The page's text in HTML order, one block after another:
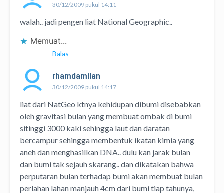
30/12/2009 pukul 14:11
walah.. jadi pengen liat National Geographic..
Memuat...
Balas
rhamdamilan
30/12/2009 pukul 14:17
liat dari NatGeo ktnya kehidupan dibumi disebabkan
oleh gravitasi bulan yang membuat ombak di bumi
sitinggi 3000 kaki sehingga laut dan daratan
bercampur sehingga membentuk ikatan kimia yang
aneh dan menghasilkan DNA.. dulu kan jarak bulan
dan bumi tak sejauh skarang.. dan dikatakan bahwa
perputaran bulan terhadap bumi akan membuat bulan
perlahan lahan manjauh 4cm dari bumi tiap tahunya,